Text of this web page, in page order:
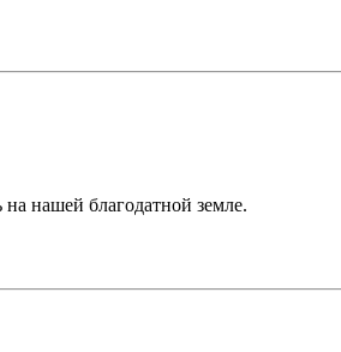
нашей благодатной земле.